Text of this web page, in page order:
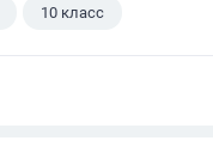
10 класс